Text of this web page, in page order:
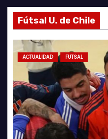
Fútsal U. de Chile
ACTUALIDAD FUTSAL